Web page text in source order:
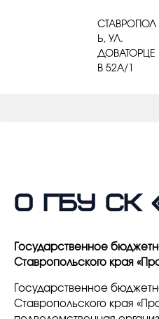
СТАВРОПОЛ
Ь, УЛ.
ДОВАТОРЦЕ
В 52A/1
О ГБУ СК
Государственное
Ставропольского края
Государственное
Ставропольского края